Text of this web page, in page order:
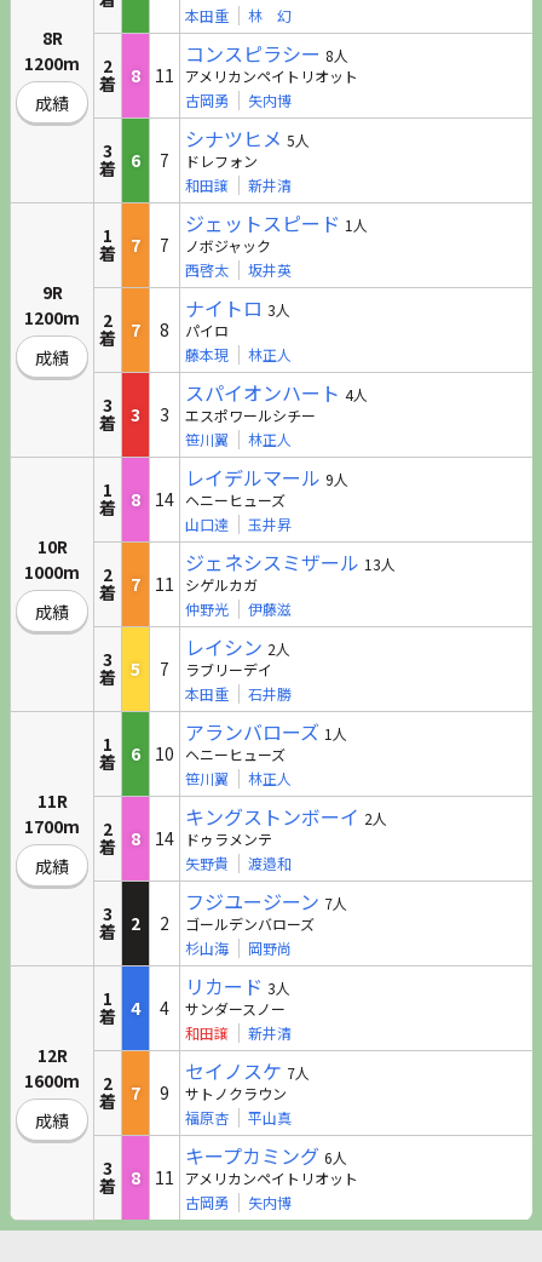
8R
1200m
成績
本田重
林 幻
2
着 8 11
コンスピラシー 8人
アメリカンペイトリオット
古岡勇
矢内博
3
着 6 7
シナツヒメ 5人
ドレフォン
和田譲
新井清
9R
1200m
成績
1
着 7 7
ジェットスピード 1人
ノボジャック
西啓太
坂井英
2
着 7 8
ナイトロ 3人
パイロ
藤本現
林正人
3
着 3 3
スパイオンハート 4人
エスポワールシチー
笹川翼
林正人
10R
1000m
成績
1
着 8 14
レイデルマール 9人
ヘニーヒューズ
山口達
玉井昇
2
着 7 11
ジェネシスミザール 13人
シゲルカガ
仲野光
伊藤滋
3
着 5 7
レイシン 2人
ラブリーデイ
本田重
石井勝
11R
1700m
成績
1
着 6 10
アランバローズ 1人
ヘニーヒューズ
笹川翼
林正人
2
着 8 14
キングストンボーイ 2人
ドゥラメンテ
矢野貴
渡邉和
3
着 2 2
フジユージーン 7人
ゴールデンバローズ
杉山海
岡野尚
12R
1600m
成績
1
着 4 4
リカード 3人
サンダースノー
和田譲
新井清
2
着 7 9
セイノスケ 7人
サトノクラウン
福原杏
平山真
3
着 8 11
キープカミング 6人
アメリカンペイトリオット
古岡勇
矢内博